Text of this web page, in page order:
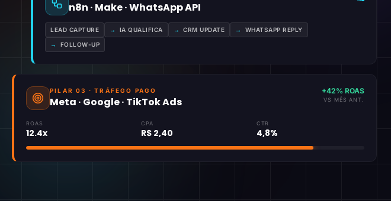
n8n · Make · WhatsApp API
LEAD CAPTURE → IA QUALIFICA → CRM UPDATE → WHATSAPP REPLY
→ FOLLOW-UP
PILAR 03 · TRÁFEGO PAGO
Meta · Google · TikTok Ads
+42% ROAS
VS MÊS ANT.
ROAS
12.4x
CPA
R$ 2,40
CTR
4,8%